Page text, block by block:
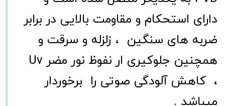
دارای استحکام و مقاومت بالایی در برابر
ضربه های سنگین ، زلزله و سرقت و
همچنین جلوکیری ار نفوظ نور مضر Uv
، کاهش آلودگی صوتی را برخوردار
میباشد .